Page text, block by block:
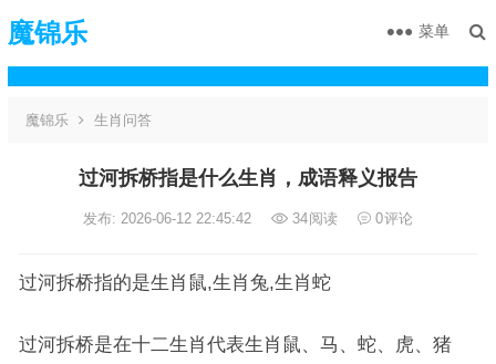
魔锦乐 菜单
魔锦乐 生肖问答
过河拆桥指是什么生肖，成语释义报告
发布: 2026-06-12 22:45:42 34阅读 0评论
过河拆桥指的是生肖鼠,生肖兔,生肖蛇
过河拆桥是在十二生肖代表生肖鼠、马、蛇、虎、猪